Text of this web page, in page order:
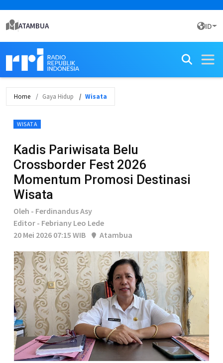
ATAMBUA ID
Home Gaya Hidup Wisata
WISATA
Kadis Pariwisata Belu
Crossborder Fest 2026
Momentum Promosi Destinasi
Wisata
Oleh - Ferdinandus Asy
Editor - Febriany Leo Lede
20 Mei 2026 07:15 WIB
Atambua